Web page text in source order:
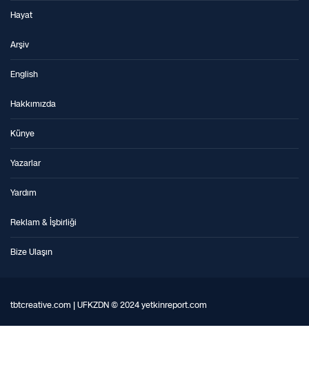
Hayat
Arşiv
English
Hakkımızda
Künye
Yazarlar
Yardım
Reklam & İşbirliği
Bize Ulaşın
tbtcreative.com | UFKZDN © 2024 yetkinreport.com